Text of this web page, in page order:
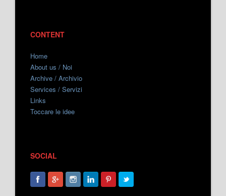
CONTENT
Home
About us / Noi
Archive / Archivio
Services / Servizi
Links
Toccare le idee
SOCIAL